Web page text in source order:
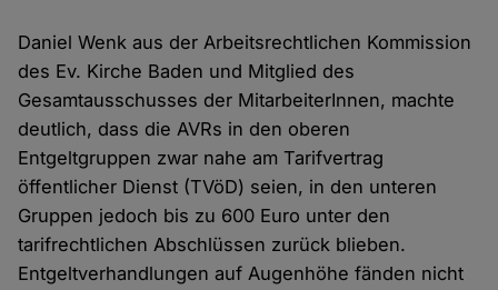
Daniel Wenk aus der Arbeitsrechtlichen Kommission
des Ev. Kirche Baden und Mitglied des
Gesamtausschusses der MitarbeiterInnen, machte
deutlich, dass die AVRs in den oberen
Entgeltgruppen zwar nahe am Tarifvertrag
öffentlicher Dienst (TVöD) seien, in den unteren
Gruppen jedoch bis zu 600 Euro unter den
tarifrechtlichen Abschlüssen zurück blieben.
Entgeltverhandlungen auf Augenhöhe fänden nicht